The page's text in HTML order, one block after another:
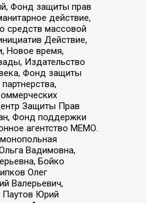
Фонд защиты прав
действие,
средств массовой
Действие,
Новое время,
Издательство
Фонд защиты
Защиты Прав
Фонд поддержки
агентство МЕМО.
Вадимовна,
Бойко
Олег
Валерьевич,
Паутов Юрий